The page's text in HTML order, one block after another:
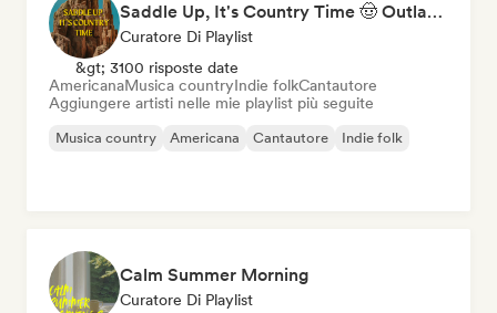
Saddle Up, It's Country Time 🤠 Outlaw Country, Americana & Country Rock
Curatore Di Playlist
&gt; 3100 risposte date
AmericanaMusica countryIndie folkCantautore
Aggiungere artisti nelle mie playlist più seguite
Musica country Americana Cantautore Indie folk
Calm Summer Morning
Curatore Di Playlist